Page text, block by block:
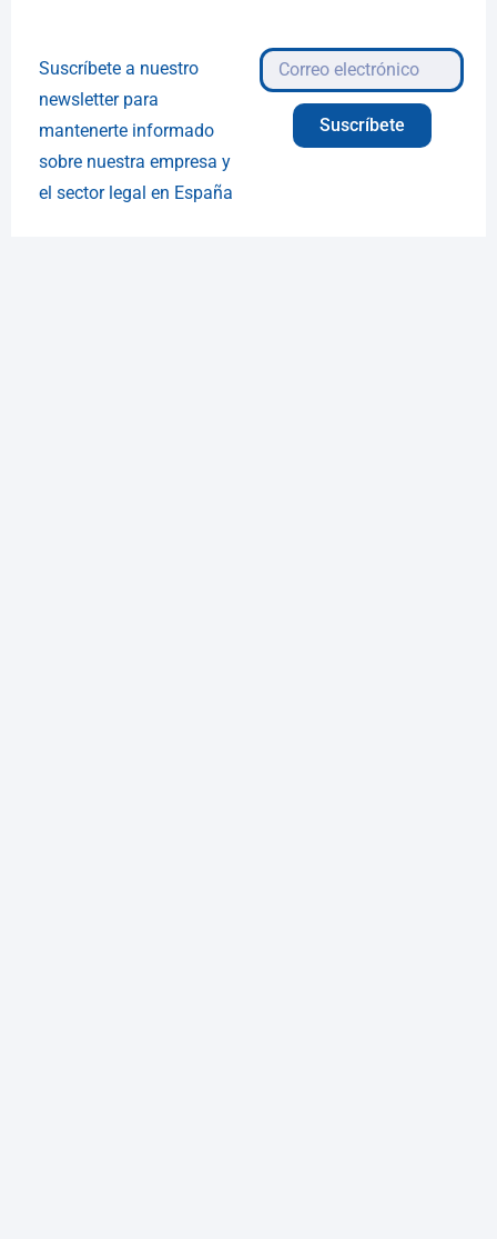
Suscríbete a nuestro
newsletter para
mantenerte informado
sobre nuestra empresa y
el sector legal en España
Suscríbete